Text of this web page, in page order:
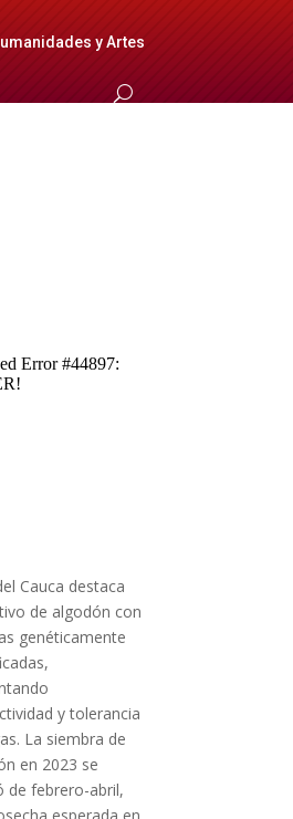
y Artes
Cauca destaca
de algodón con
genéticamente
y tolerancia
La siembra de
en 2023 se
de febrero-abril,